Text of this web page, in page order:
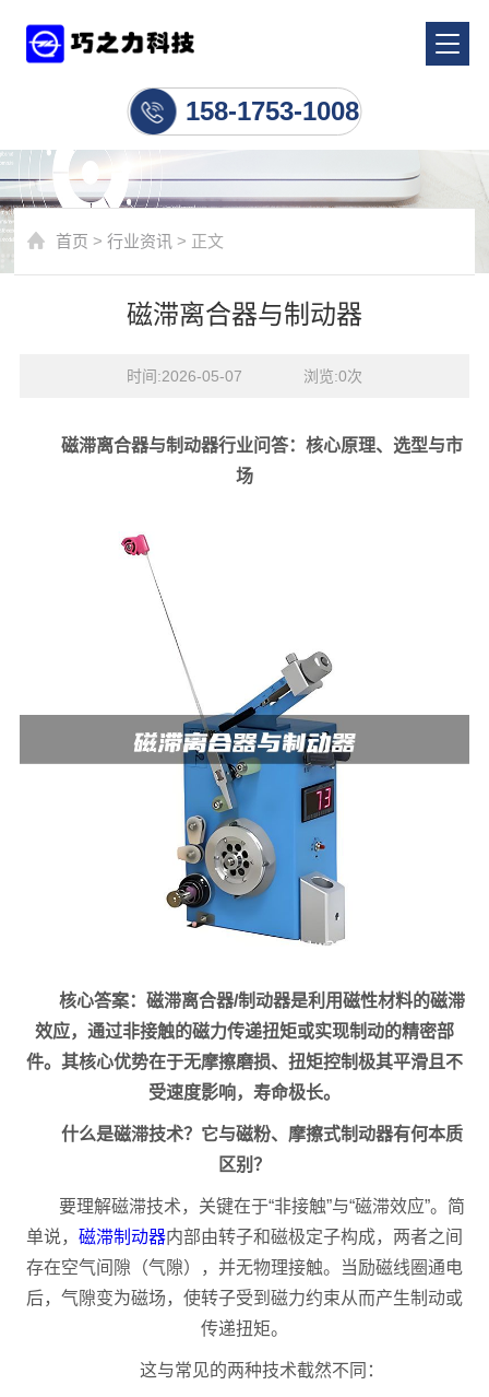
158-1753-1008
首页 >行业资讯 > 正文
磁滞离合器与制动器
时间:2026-05-07    浏览:0次
磁滞离合器与制动器行业问答：核心原理、选型与市
场
核心答案：磁滞离合器/制动器是利用磁性材料的磁滞
效应，通过非接触的磁力传递扭矩或实现制动的精密部
件。其核心优势在于无摩擦磨损、扭矩控制极其平滑且不
受速度影响，寿命极长。
什么是磁滞技术？它与磁粉、摩擦式制动器有何本质
区别？
要理解磁滞技术，关键在于“非接触”与“磁滞效应”。简
单说， 磁滞制动器内部由转子和磁极定子构成，两者之间
存在空气间隙（气隙），并无物理接触。当励磁线圈通电
后，气隙变为磁场，使转子受到磁力约束从而产生制动或
传递扭矩。
这与常见的两种技术截然不同：